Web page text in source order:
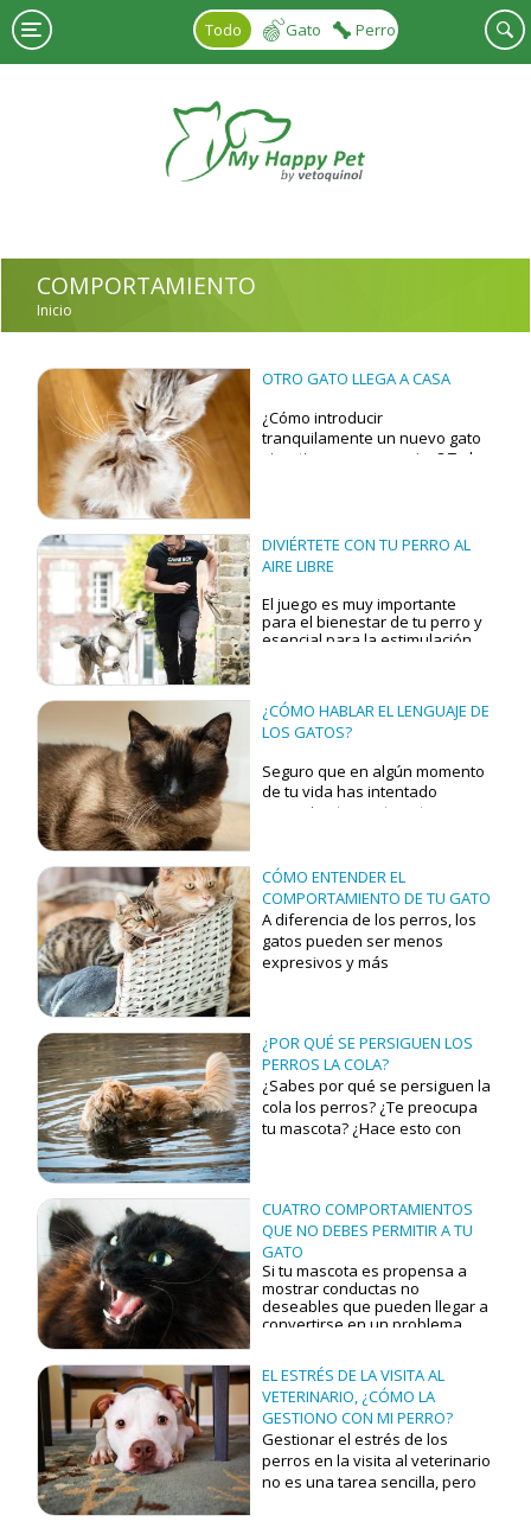
Pasar al contenido principal
Todo
Gato Perro
COMPORTAMIENTO
USTED ESTÁ AQUÍ
Inicio
OTRO GATO LLEGA A CASA
¿Cómo introducir
tranquilamente un nuevo gato
si ya tienes uno o varios? Te lo
DIVIÉRTETE CON TU PERRO AL
AIRE LIBRE
El juego es muy importante
para el bienestar de tu perro y
esencial para la estimulación
como la ansiedad o la
agresividad, aumenta los
dopamina, lo que ayuda al
perro a mantenerse relajado.
Menos tiempo de juego
¿CÓMO HABLAR EL LENGUAJE DE
LOS GATOS?
Seguro que en algún momento
de tu vida has intentado
comunicarte con tu gato
respuesta.
CÓMO ENTENDER EL
COMPORTAMIENTO DE TU GATO
A diferencia de los perros, los
gatos pueden ser menos
expresivos y más
detenidamente para saber
interpretar su lenguaje, que se
asocia sobre todo a la posición
y el movimiento de las orejas,
los ojos, la expresión facial y la
CUIDADO CON LOS
OÍDOS Y TODO TIPO
DE
COMPORTAMIENTO
NO VERBAL
Si estamos atentos, las orejas
de un gato pueden decirnos
mucho:
¿POR QUÉ SE PERSIGUEN LOS
PERROS LA COLA?
¿Sabes por qué se persiguen la
cola los perros? ¿Te preocupa
tu mascota? ¿Hace esto con
CUATRO COMPORTAMIENTOS
QUE NO DEBES PERMITIR A TU
GATO
Si tu mascota es propensa a
mostrarconductas no
deseables que pueden llegar a
convertirse en un problema
diversos lugares de la casa; lo
ideal es recurrir siempre a un
especialista. Y a pesar de ello,
no siempre es fácil determinar
el origen de este
comportamiento.
EL ESTRÉS DE LA VISITA AL
VETERINARIO, ¿CÓMO LA
GESTIONO CON MI PERRO?
Gestionar el estrés de los
perros en la visita al veterinario
no es una tarea sencilla, pero